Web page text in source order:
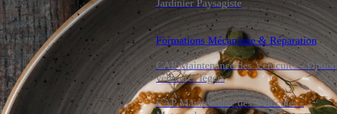
Jardinier Paysagiste
Formations Mécanique & Réparation
CAP Maintenance des Véhicules - Option
véhicules légers
CAP Maintenance des Véhicules -